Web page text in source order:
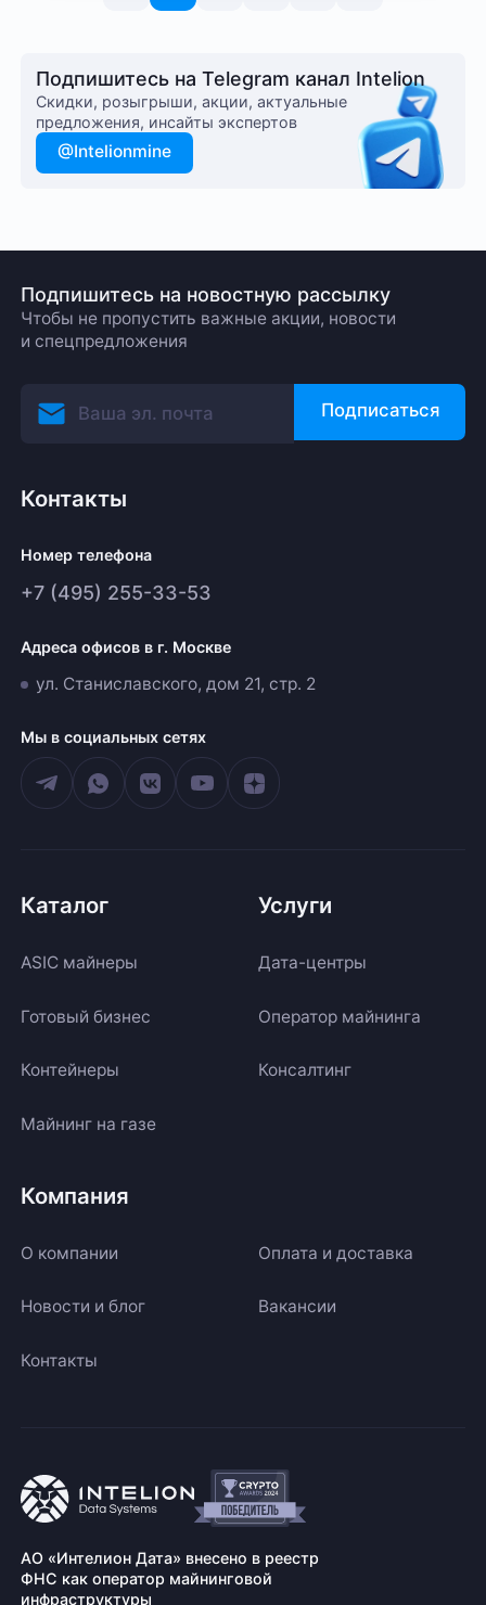
Подпишитесь на Telegram канал Intelion
Cкидки, розыгрыши, акции, актуальные
предложения, инсайты экспертов
@Intelionmine
Подпишитесь на новостную рассылку
Чтобы не пропустить важные акции, новости
и спецпредложения
Подписаться
Контакты
Номер телефона
+7 (495) 255-33-53
Адреса офисов в г. Москве
ул. Станиславского, дом 21, стр. 2
Мы в социальных сетях
Каталог
ASIC майнеры
Готовый бизнес
Контейнеры
Майнинг на газе
Услуги
Дата-центры
Оператор майнинга
Консалтинг
Компания
О компании Оплата и доставка
Новости и блог Вакансии
Контакты
АО «Интелион Дата» внесено в реестр
ФНС как оператор майнинговой
инфраструктуры